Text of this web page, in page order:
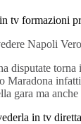
Napoli
disputate
gara ma